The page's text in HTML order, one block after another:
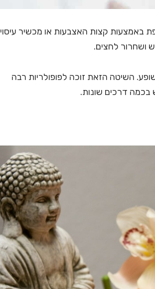
באמצעות קצות האצבעות או מכשיר עיסוי
ושחרור לחצים.
השיטה הזאת זוכה לפופולריות רבה
בכמה דרכים שונות.